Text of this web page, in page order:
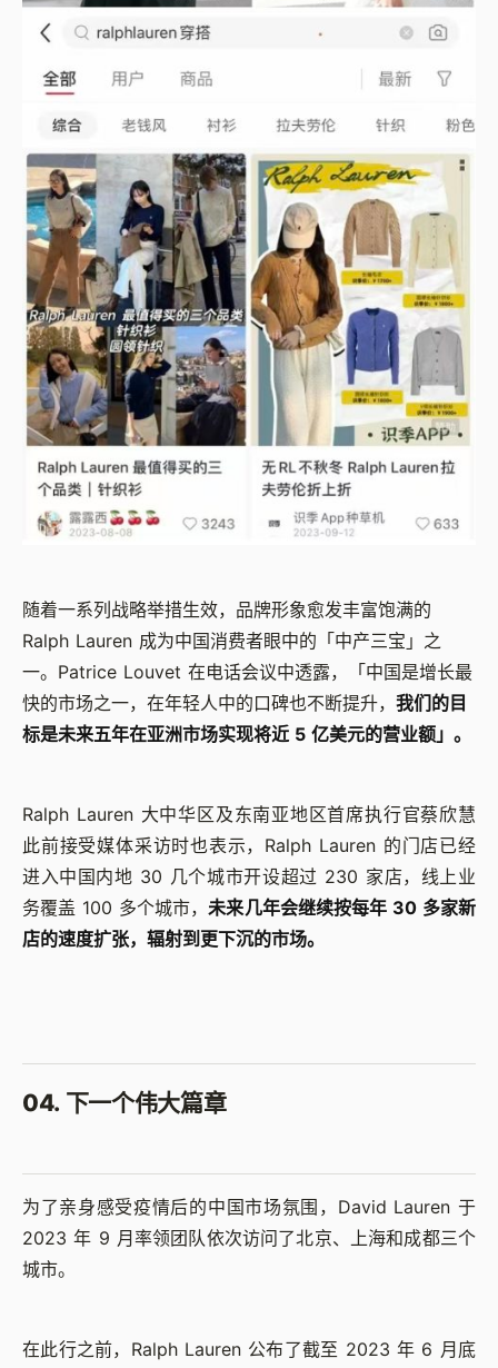
随着一系列战略举措生效，品牌形象愈发丰富饱满的
Ralph Lauren 成为中国消费者眼中的「中产三宝」之
一。Patrice Louvet 在电话会议中透露，「中国是增长最
快的市场之一，在年轻人中的口碑也不断提升， 我们的目
标是未来五年在亚洲市场实现将近 5 亿美元的营业额」。
Ralph Lauren 大中华区及东南亚地区首席执行官蔡欣慧
此前接受媒体采访时也表示，Ralph Lauren 的门店已经
进入中国内地 30 几个城市开设超过 230 家店，线上业
务覆盖 100 多个城市，未来几年会继续按每年 30 多家新
店的速度扩张，辐射到更下沉的市场。
04. 下一个伟大篇章
为了亲身感受疫情后的中国市场氛围，David Lauren 于
2023 年 9 月率领团队依次访问了北京、上海和成都三个
城市。
在此行之前，Ralph Lauren 公布了截至 2023 年 6 月底